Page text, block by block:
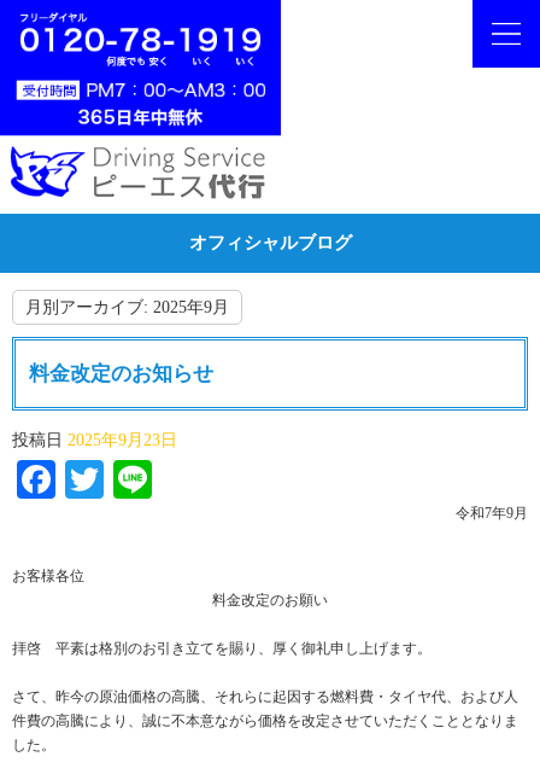
オフィシャルブログ
月別アーカイブ: 2025年9月
料金改定のお知らせ
投稿日 2025年9月23日
Facebook
Twitter
令和7年9月
お客様各位
料金改定のお願い
拝啓 平素は格別のお引き立てを賜り、厚く御礼申し上げます。
さて、昨今の原油価格の高騰、それらに起因する燃料費・タイヤ代、および人
件費の高騰により、誠に不本意ながら価格を改定させていただくこととなりま
した。